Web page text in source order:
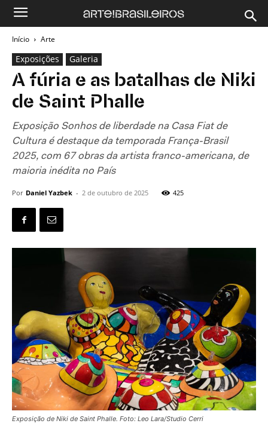
Início Arte
Exposições Galeria
A fúria e as batalhas de Niki
de Saint Phalle
Exposição Sonhos de liberdade na Casa Fiat de
Cultura é destaque da temporada França-Brasil
2025, com 67 obras da artista franco-americana, de
maioria inédita no País
Por Daniel Yazbek - 2 de outubro de 2025 425
Exposição de Niki de Saint Phalle. Foto: Leo Lara/Studio Cerri